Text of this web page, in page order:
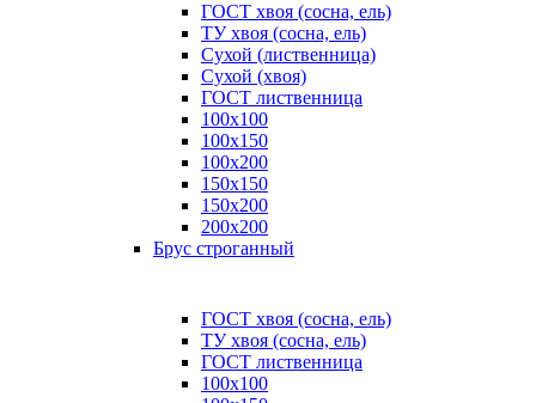
ГОСТ хвоя (сосна, ель)
ТУ хвоя (сосна, ель)
Сухой (лиственница)
Сухой (хвоя)
ГОСТ лиственница
100x100
100x150
100x200
150x150
150x200
200x200
Брус строганный
ГОСТ хвоя (сосна, ель)
ТУ хвоя (сосна, ель)
ГОСТ лиственница
100х100